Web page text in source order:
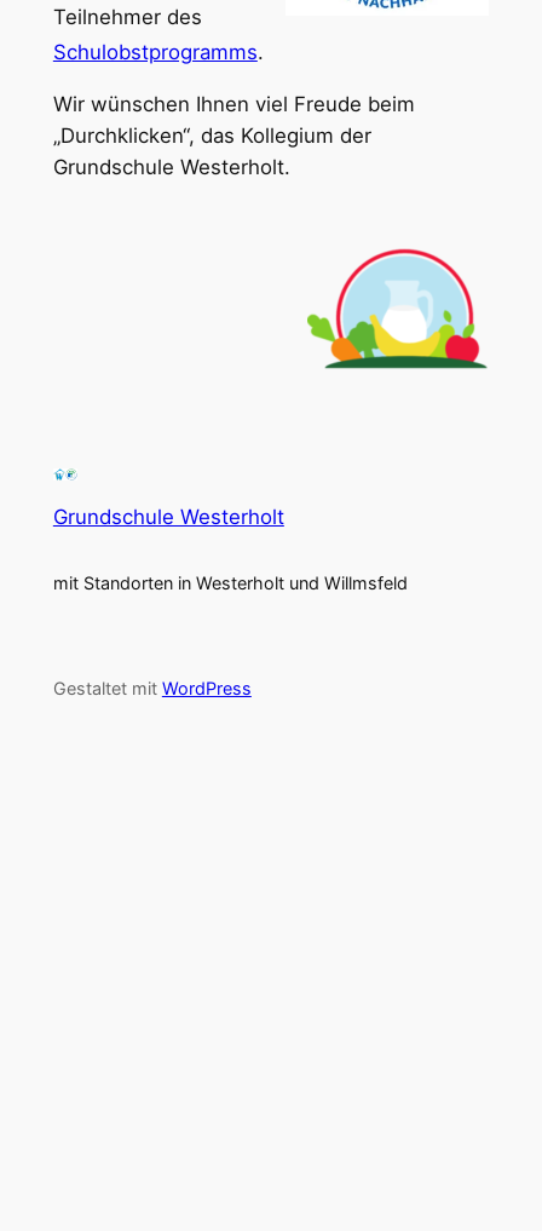
Teilnehmer des
Schulobstprogramms.
Wir wünschen Ihnen viel Freude beim
„Durchklicken“, das Kollegium der
Grundschule Westerholt.
Grundschule Westerholt
mit Standorten in Westerholt und Willmsfeld
Gestaltet mit WordPress